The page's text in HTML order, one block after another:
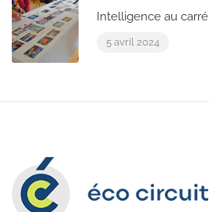
Intelligence au carré
5 avril 2024